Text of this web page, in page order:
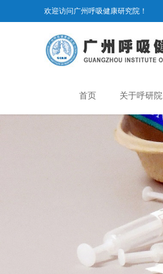
欢迎访问广州呼吸健康研究院！
首页 关于呼研院